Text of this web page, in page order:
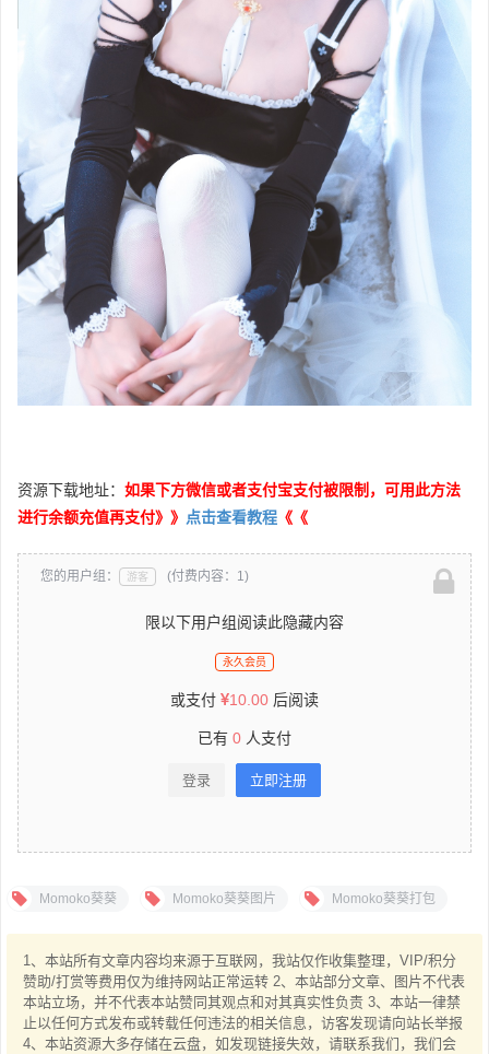
资源下载地址： 如果下方微信或者支付宝支付被限制，可用此方法
进行余额充值再支付》》 点击查看教程 《《
您的用户组： 游客 (付费内容：1)
限以下用户组阅读此隐藏内容
永久会员
或支付 10.00 后阅读
已有 0 人支付
登录 立即注册
Momoko葵葵 Momoko葵葵图片 Momoko葵葵打包
1、本站所有文章内容均来源于互联网，我站仅作收集整理，VIP/积分
赞助/打赏等费用仅为维持网站正常运转 2、本站部分文章、图片不代表
本站立场，并不代表本站赞同其观点和对其真实性负责 3、本站一律禁
止以任何方式发布或转载任何违法的相关信息，访客发现请向站长举报
4、本站资源大多存储在云盘，如发现链接失效，请联系我们，我们会